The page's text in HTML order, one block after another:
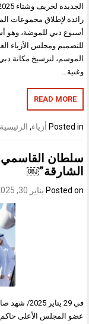
رائدة لإطلاق مجموعات
أسبوع دبي للموضة، وهو
للتصميم ومجلس الأزياء
الموسم، لترسيخ مكانة
وغنية…
READ MORE
Posted in أزياء, الرئيسية
سلطان القاسمي
الشارقة”￼
Posted on يناير 30, 2025
في 29
عضو المجلس الأعلى حاكم